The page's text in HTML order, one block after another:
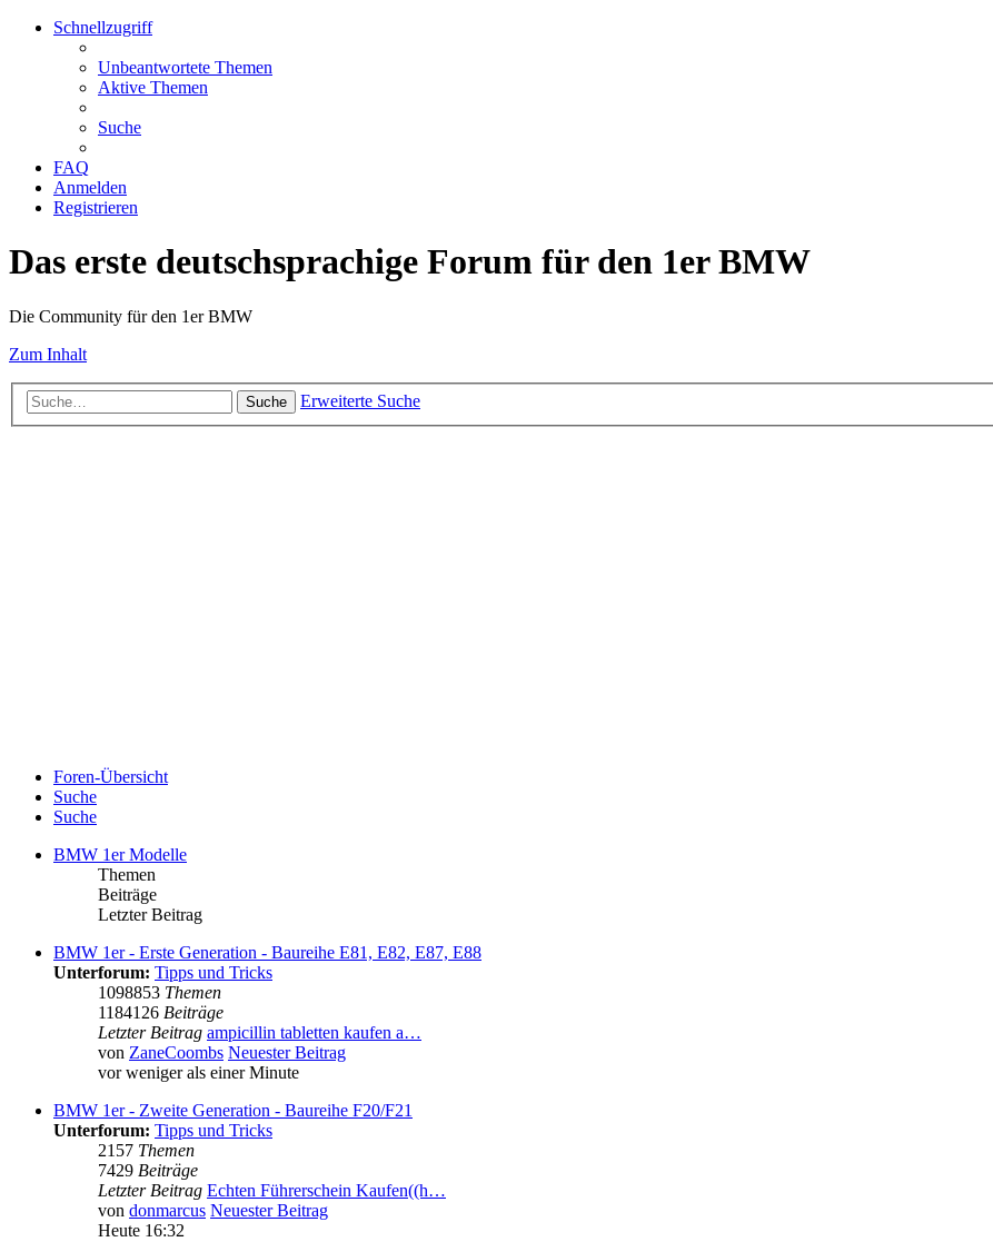
Schnellzugriff
Unbeantwortete Themen
Aktive Themen
Suche
FAQ
Anmelden
Registrieren
Das erste deutschsprachige Forum für den 1er BMW
Die Community für den 1er BMW
Zum Inhalt
Suche Erweiterte Suche
Foren-Übersicht
Suche
Suche
BMW 1er Modelle
Themen
Beiträge
Letzter Beitrag
BMW 1er - Erste Generation - Baureihe E81, E82, E87, E88
Unterforum: Tipps und Tricks
1098853 Themen
1184126 Beiträge
Letzter Beitrag ampicillin tabletten kaufen a…
von ZaneCoombs Neuester Beitrag
vor weniger als einer Minute
BMW 1er - Zweite Generation - Baureihe F20/F21
Unterforum: Tipps und Tricks
2157 Themen
7429 Beiträge
Letzter Beitrag Echten Führerschein Kaufen((h…
von donmarcus Neuester Beitrag
Heute 16:32